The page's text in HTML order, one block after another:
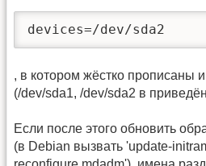
devices=/dev/sda2
, в котором жёстко прописаны
(/dev/sda1, /dev/sda2 в
Если после этого обновить
(в Debian вызвать 'update-